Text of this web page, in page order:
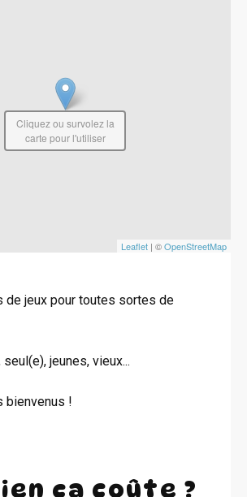
Leaflet | ©OpenStreetMap
Cliquez ou survolez la
carte pour l'utiliser
de jeux pour toutes sortes de
jeunes, vieux...
bienvenus !
ça coûte ?